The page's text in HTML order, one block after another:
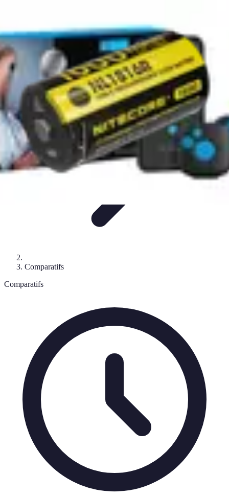
Équipement à domicile
Meilleur Matériel Médical
Comparatifs
Comparatifs